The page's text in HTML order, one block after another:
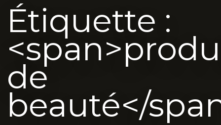
Étiquette :
de
beauté</